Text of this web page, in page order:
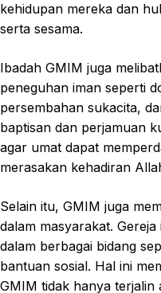
kehidupan mereka dan
serta sesama.
Ibadah GMIM juga
peneguhan iman seperti
persembahan sukacita,
baptisan dan perjamuan
agar umat dapat
merasakan kehadiran
Selain itu, GMIM juga
dalam masyarakat.
dalam berbagai bidang
bantuan sosial. Hal ini
GMIM tidak hanya terjalin